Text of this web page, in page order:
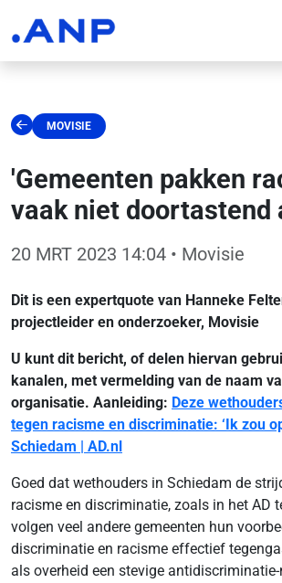
MOVISIE
'Gemeenten pakken
vaak niet doortastend
20 MRT 2023 14:04 • Movisie
Dit is een expertquote van Hanneke
projectleider en onderzoeker, Movisie
U kunt dit bericht, of delen hiervan
kanalen, met vermelding van de naam
organisatie. Aanleiding: Deze
tegen racisme en discriminatie: ‘Ik zou
Schiedam | AD.nl
Goed dat wethouders in Schiedam de
racisme en discriminatie, zoals in het AD
volgen veel andere gemeenten hun
discriminatie en racisme effectief
als overheid een stevige